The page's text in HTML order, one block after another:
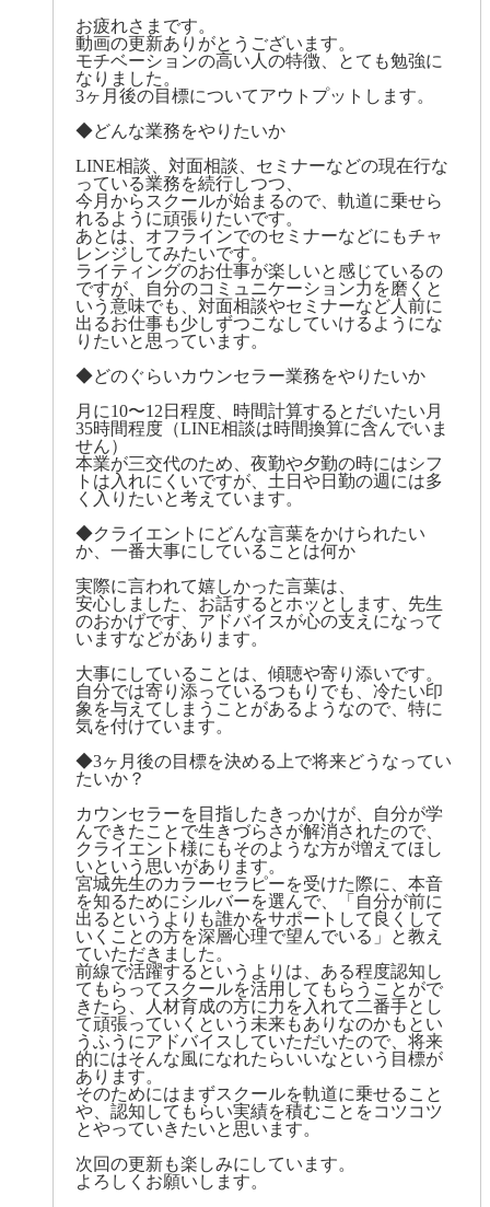
お疲れさまです。
動画の更新ありがとうございます。
モチベーションの高い人の特徴、とても勉強に
なりました。
3ヶ月後の目標についてアウトプットします。
◆どんな業務をやりたいか
LINE相談、対面相談、セミナーなどの現在行な
っている業務を続行しつつ、
今月からスクールが始まるので、軌道に乗せら
れるように頑張りたいです。
あとは、オフラインでのセミナーなどにもチャ
レンジしてみたいです。
ライティングのお仕事が楽しいと感じているの
ですが、自分のコミュニケーション力を磨くと
いう意味でも、対面相談やセミナーなど人前に
出るお仕事も少しずつこなしていけるようにな
りたいと思っています。
◆どのぐらいカウンセラー業務をやりたいか
月に10〜12日程度、時間計算するとだいたい月
35時間程度（LINE相談は時間換算に含んでいま
せん）
本業が三交代のため、夜勤や夕勤の時にはシフ
トは入れにくいですが、土日や日勤の週には多
く入りたいと考えています。
◆クライエントにどんな言葉をかけられたい
か、一番大事にしていることは何か
実際に言われて嬉しかった言葉は、
安心しました、お話するとホッとします、先生
のおかげです、アドバイスが心の支えになって
いますなどがあります。
大事にしていることは、傾聴や寄り添いです。
自分では寄り添っているつもりでも、冷たい印
象を与えてしまうことがあるようなので、特に
気を付けています。
◆3ヶ月後の目標を決める上で将来どうなってい
たいか？
カウンセラーを目指したきっかけが、自分が学
んできたことで生きづらさが解消されたので、
クライエント様にもそのような方が増えてほし
いという思いがあります。
宮城先生のカラーセラピーを受けた際に、本音
を知るためにシルバーを選んで、「自分が前に
出るというよりも誰かをサポートして良くして
いくことの方を深層心理で望んでいる」と教え
ていただきました。
前線で活躍するというよりは、ある程度認知し
てもらってスクールを活用してもらうことがで
きたら、人材育成の方に力を入れて二番手とし
て頑張っていくという未来もありなのかもとい
うふうにアドバイスしていただいたので、将来
的にはそんな風になれたらいいなという目標が
あります。
そのためにはまずスクールを軌道に乗せること
や、認知してもらい実績を積むことをコツコツ
とやっていきたいと思います。
次回の更新も楽しみにしています。
よろしくお願いします。